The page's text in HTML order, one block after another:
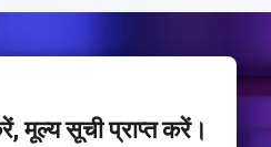
मूल्य सूची प्राप्त करें।